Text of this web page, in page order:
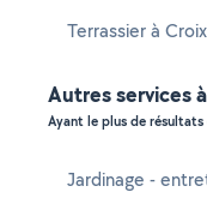
Terrassier à Croix
Autres services
Ayant le plus de
Jardinage -